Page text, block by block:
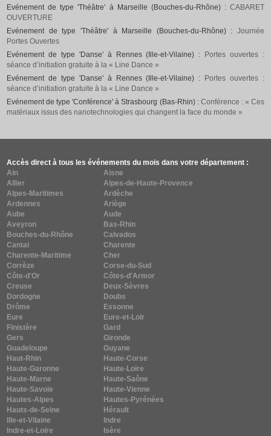
Evénement de type 'Théâtre' à Marseille (Bouches-du-Rhône) : CABARET
OUVERTURE
Evénement de type 'Théâtre' à Marseille (Bouches-du-Rhône) : Journée
Portes Ouvertes
Evénement de type 'Danse' à Rennes (Ille-et-Vilaine) :
Portes ouvertes :
séance d’initiation gratuite à la « Line Dance »
Evénement de type 'Danse' à Rennes (Ille-et-Vilaine) :
Portes ouvertes :
séance d’initiation gratuite à la « Line Dance »
Evénement de type 'Conférence' à Strasbourg (Bas-Rhin) : Conférence : « Ces
matériaux issus des nanotechnologies qui changent la face du monde »
Accès direct à tous les événements du mois dans votre département :
Ain
Aisne
Allier
Alpes-de-Haute-Provence
Alpes-Maritimes
Ardèche
Ardennes
Ariège
Aube
Aude
Aveyron
Bas-Rhin
Bouches-du-Rhône
Calvados
Cantal
Charente
Charente-Maritime
Cher
Corrèze
Corse-du-Sud
Côte-d'Or
Côtes-d'Armor
Creuse
Deux-Sèvres
Dordogne
Doubs
Drôme
Essonne
Eure
Eure-et-Loir
Finistère
Gard
Gers
Gironde
Guadeloupe
Guyane
Haut-Rhin
Haute-Corse
Haute-Garonne
Haute-Loire
Haute-Marne
Haute-Saône
Haute-Savoie
Haute-Vienne
Hautes-Alpes
Hautes-Pyrénées
Hauts-de-Seine
Hérault
Ille-et-Vilaine
Indre
Indre-et-Loire
Isère